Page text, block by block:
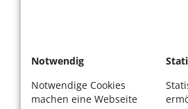
Notwendig
Notwendige Cookies
machen eine Webseite